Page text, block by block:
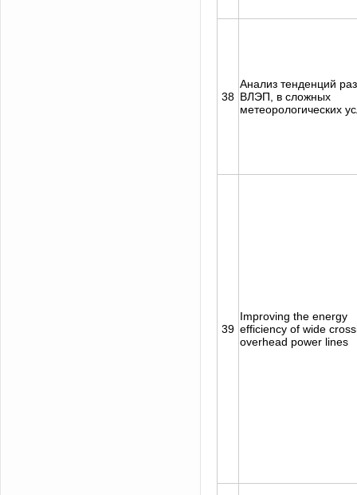
38
Анализ тенденций
ВЛЭП, в сложных
метеорологических
39
Improving the energy
efficiency of wide
overhead power lines